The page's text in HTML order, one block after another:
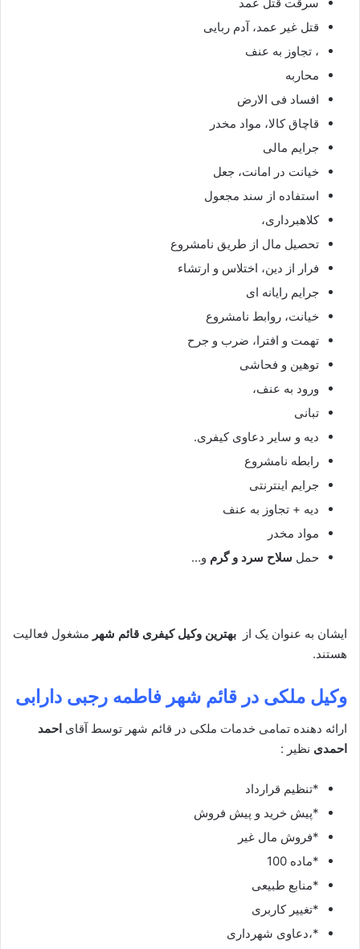
قتل غیر عمد، آدم ربایی
، تجاوز به عنف
محاربه
افساد فی الارض
قاچاق کالا، مواد مخدر
جرایم مالی
خیانت در امانت، جعل
استفاده از سند مجعول
کلاهبرداری،
تحصیل مال از طریق نامشروع
فرار از دین، اختلاس و ارتشاء
جرایم رایانه ای
خیانت، روابط نامشروع
تهمت و افترا، ضرب و جرح
توهین و فحاشی
ورود به عنف،
تبانی
دیه و سایر دعاوی کیفری.
رابطه نامشروع
جرایم اینترنتی
دیه + تجاوز به عنف
مواد مخدر
حمل سلاح سرد و گرم و…
ایشان به عنوان یک از بهترین وکیل کیفری قائم شهر مشغول فعالیت
هستند.
وکیل ملکی در قائم شهر فاطمه رجبی دارابی
ارائه دهنده تمامی خدمات ملکی در قائم شهر توسط آقای احمد
احمدی نظیر :
*تنظیم قرارداد
*پیش خرید و پیش فروش
*فروش مال غیر
*ماده 100
*منابع طبیعی
*تغییر کاربری
*،دعاوی شهرداری